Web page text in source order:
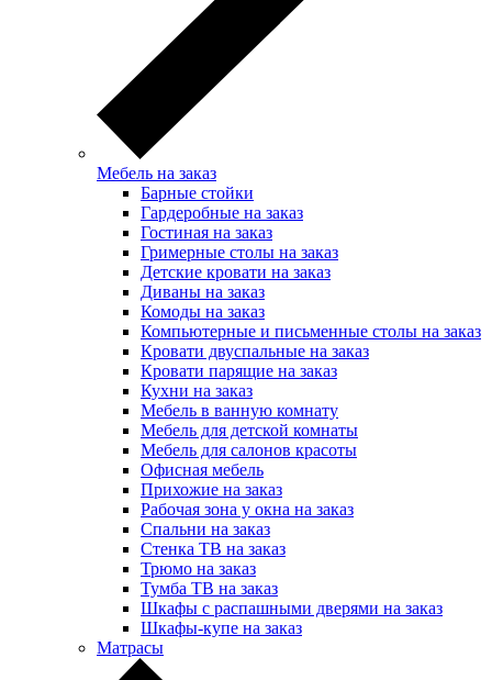
Мебель на заказ
Барные стойки
Гардеробные на заказ
Гостиная на заказ
Гримерные столы на заказ
Детские кровати на заказ
Диваны на заказ
Комоды на заказ
Компьютерные и письменные столы на заказ
Кровати двуспальные на заказ
Кровати парящие на заказ
Кухни на заказ
Мебель в ванную комнату
Мебель для детской комнаты
Мебель для салонов красоты
Офисная мебель
Прихожие на заказ
Рабочая зона у окна на заказ
Спальни на заказ
Стенка ТВ на заказ
Трюмо на заказ
Тумба ТВ на заказ
Шкафы с распашными дверями на заказ
Шкафы-купе на заказ
Матрасы